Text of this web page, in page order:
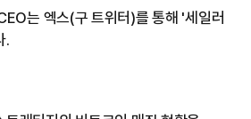
는 엑스(구 트위터)를 통해 '세일러
.